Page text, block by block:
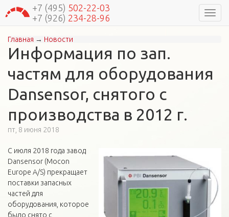
+7 (495) 502-22-03
+7 (926) 234-28-96
Вы здесь
Главная → Новости
Информация по зап.
частям для оборудования
Dansensor, снятого с
производства в 2012 г.
пт, 8 июня 2018
С июля 2018 года завод
Dansensor (Mocon
Europe A/S) прекращает
поставки запасных
частей для
оборудования, которое
было снято с